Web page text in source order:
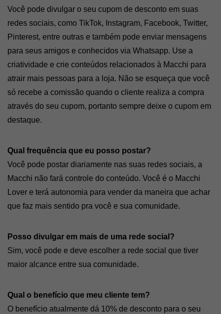
Você pode divulgar o seu cupom de desconto em suas
redes sociais, como TikTok, Instagram, Facebook, Twitter,
Pinterest, entre outras e também pode enviar mensagens
para seus amigos e conhecidos via Whatsapp. Use a
criatividade e crie conteúdos relacionados à Macchi para
atrair mais pessoas para a loja. Não se esqueça que você
só recebe a comissão quando o cliente realiza a compra
através do seu cupom, portanto sempre deixe o cupom em
destaque.
Qual frequência que eu posso postar?
Você pode postar diariamente nas suas redes sociais, a
Macchi não fará controle do conteúdo. Você é o Macchi
Lover e terá autonomia para vender da maneira que achar
que faz mais sentido pra você e sua comunidade.
Posso divulgar em mais de uma rede social?
Sim, você pode e deve escolher a rede social que tiver
maior alcance entre sua comunidade.
Qual o benefício que meu cliente tem?
O benefício atualmente dá 10% de desconto para o seu